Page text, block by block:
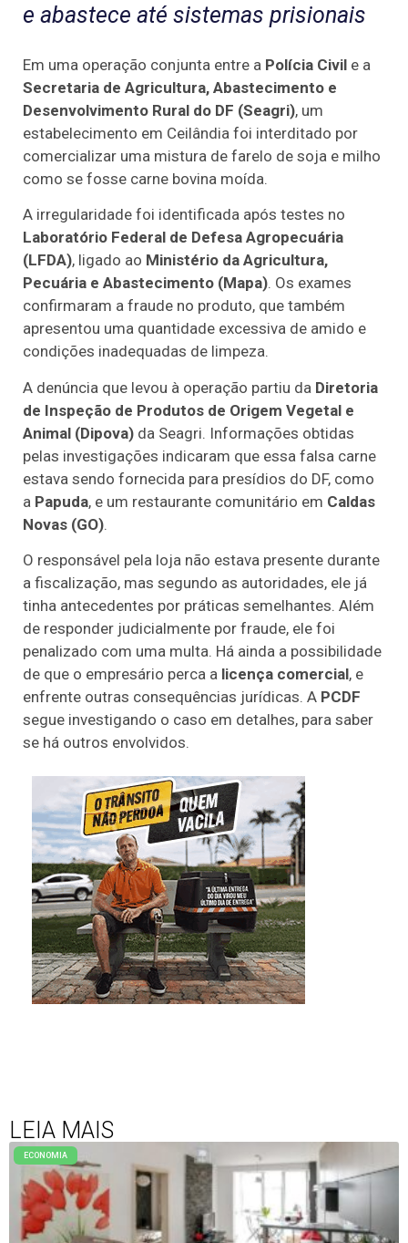
e abastece até sistemas prisionais
Em uma operação conjunta entre a Polícia Civil e a
Secretaria de Agricultura, Abastecimento e
Desenvolvimento Rural do DF (Seagri), um
estabelecimento em Ceilândia foi interditado por
comercializar uma mistura de farelo de soja e milho
como se fosse carne bovina moída.
A irregularidade foi identificada após testes no
Laboratório Federal de Defesa Agropecuária
(LFDA), ligado ao Ministério da Agricultura,
Pecuária e Abastecimento (Mapa). Os exames
confirmaram a fraude no produto, que também
apresentou uma quantidade excessiva de amido e
condições inadequadas de limpeza.
A denúncia que levou à operação partiu da Diretoria
de Inspeção de Produtos de Origem Vegetal e
Animal (Dipova) da Seagri. Informações obtidas
pelas investigações indicaram que essa falsa carne
estava sendo fornecida para presídios do DF, como
a Papuda, e um restaurante comunitário em Caldas
Novas (GO).
O responsável pela loja não estava presente durante
a fiscalização, mas segundo as autoridades, ele já
tinha antecedentes por práticas semelhantes. Além
de responder judicialmente por fraude, ele foi
penalizado com uma multa. Há ainda a possibilidade
de que o empresário perca a licença comercial, e
enfrente outras consequências jurídicas. A PCDF
segue investigando o caso em detalhes, para saber
se há outros envolvidos.
LEIA MAIS
ECONOMIA